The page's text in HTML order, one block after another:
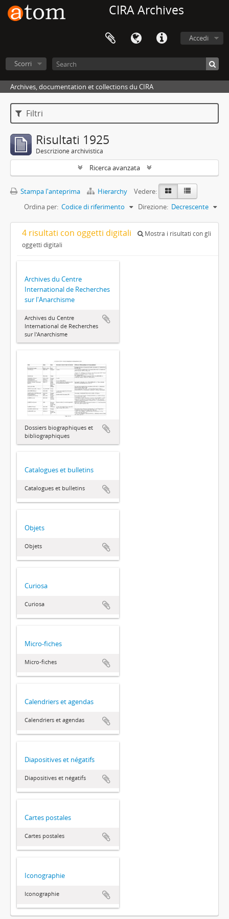
CIRA Archives
Accedi
Scorri
Archives, documentation et collections du CIRA
Filtri
Risultati 1925
Descrizione archivistica
Ricerca avanzata
Stampa l'anteprima Hierarchy
Vedere:
Ordina per: Codice di riferimento Direzione: Decrescente
4 risultati con oggetti digitali
Mostra i risultati con gli
oggetti digitali
Archives du Centre
International de Recherches
sur l'Anarchisme
Archives du Centre
International de Recherches
sur l'Anarchisme
Dossiers biographiques et
bibliographiques
Catalogues et bulletins
Catalogues et bulletins
Objets
Objets
Curiosa
Curiosa
Micro-fiches
Micro-fiches
Calendriers et agendas
Calendriers et agendas
Diapositives et négatifs
Diapositives et négatifs
Cartes postales
Cartes postales
Iconographie
Iconographie